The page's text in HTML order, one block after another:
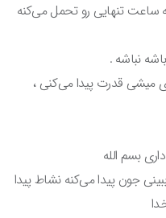
تنهایی رو تحمل می‌کنه
نباشه .
قدرت پیدا می‌کنی ،
بسم الله
جون پیدا می‌کنه نشاط پیدا